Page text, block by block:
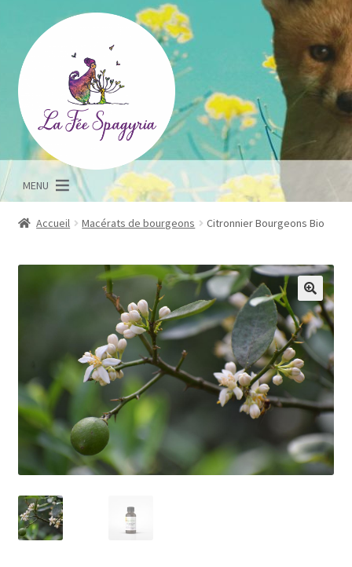
la
navigation
contenu
MENU
Accueil Macérats de bourgeons Citronnier Bourgeons Bio